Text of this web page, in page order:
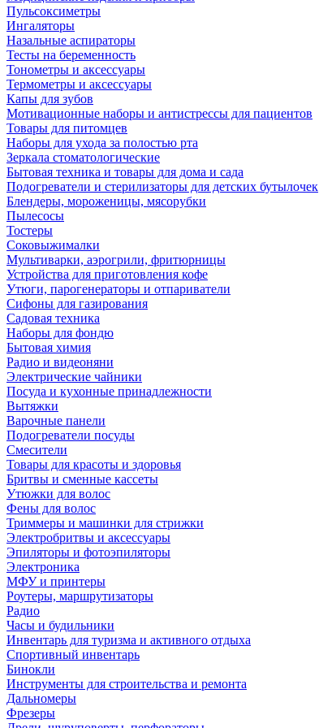
Пульсоксиметры
Ингаляторы
Назальные аспираторы
Тесты на беременность
Тонометры и аксессуары
Термометры и аксессуары
Капы для зубов
Мотивационные наборы и антистрессы для пациентов
Товары для питомцев
Наборы для ухода за полостью рта
Зеркала стоматологические
Бытовая техника и товары для дома и сада
Подогреватели и стерилизаторы для детских бутылочек
Блендеры, мороженицы, мясорубки
Пылесосы
Тостеры
Соковыжималки
Мультиварки, аэрогрили, фритюрницы
Устройства для приготовления кофе
Утюги, парогенераторы и отпариватели
Сифоны для газирования
Садовая техника
Наборы для фондю
Бытовая химия
Радио и видеоняни
Электрические чайники
Посуда и кухонные принадлежности
Вытяжки
Варочные панели
Подогреватели посуды
Смесители
Товары для красоты и здоровья
Бритвы и сменные кассеты
Утюжки для волос
Фены для волос
Триммеры и машинки для стрижки
Электробритвы и аксессуары
Эпиляторы и фотоэпиляторы
Электроника
МФУ и принтеры
Роутеры, маршрутизаторы
Радио
Часы и будильники
Инвентарь для туризма и активного отдыха
Спортивный инвентарь
Бинокли
Инструменты для строительства и ремонта
Дальномеры
Фрезеры